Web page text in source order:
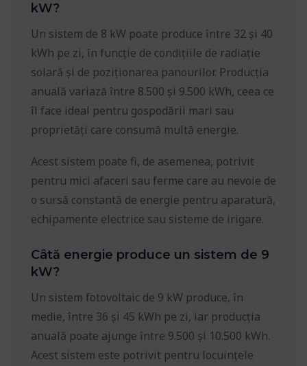
kW?
Un sistem de 8 kW poate produce între 32 și 40
kWh pe zi, în funcție de condițiile de radiație
solară și de poziționarea panourilor. Producția
anuală variază între 8.500 și 9.500 kWh, ceea ce
îl face ideal pentru gospodării mari sau
proprietăți care consumă multă energie.
Acest sistem poate fi, de asemenea, potrivit
pentru mici afaceri sau ferme care au nevoie de
o sursă constantă de energie pentru aparatură,
echipamente electrice sau sisteme de irigare.
Câtă energie produce un sistem de 9
kW?
Un sistem fotovoltaic de 9 kW produce, în
medie, între 36 și 45 kWh pe zi, iar producția
anuală poate ajunge între 9.500 și 10.500 kWh.
Acest sistem este potrivit pentru locuințele